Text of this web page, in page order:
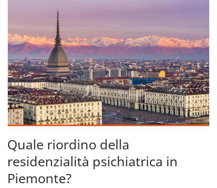
Quale riordino della
residenzialità psichiatrica in
Piemonte?